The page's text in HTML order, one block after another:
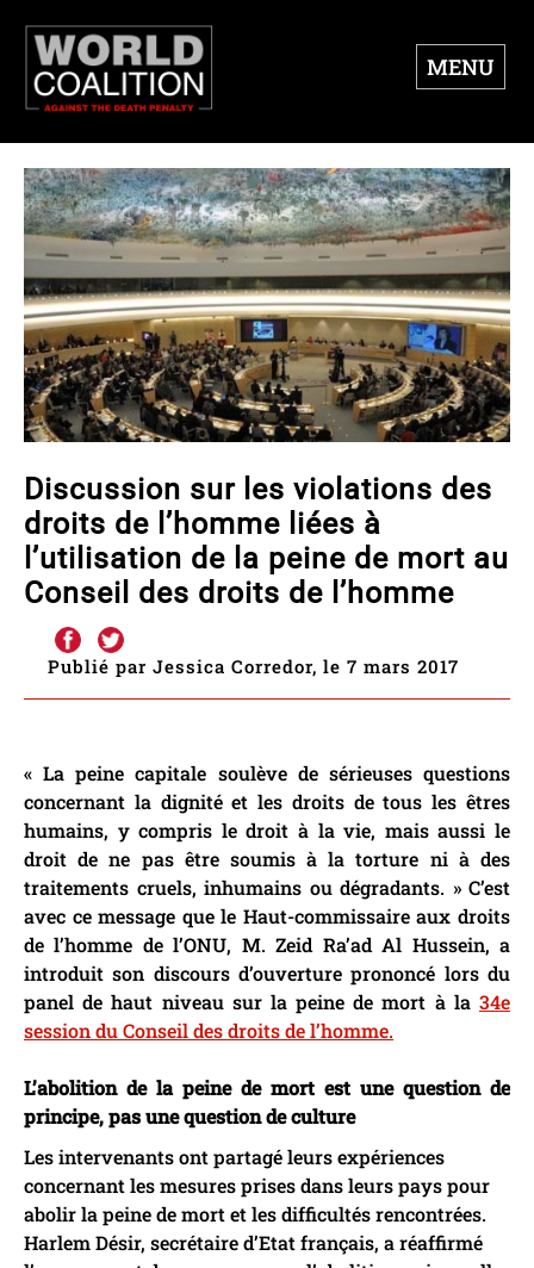
MENU
Discussion sur les violations des
droits de l’homme liées à
l’utilisation de la peine de mort au
Conseil des droits de l’homme
Publié par Jessica Corredor, le 7 mars 2017
« La peine capitale soulève de sérieuses questions
concernant la dignité et les droits de tous les êtres
humains, y compris le droit à la vie, mais aussi le
droit de ne pas être soumis à la torture ni à des
traitements cruels, inhumains ou dégradants. » C’est
avec ce message que le Haut-commissaire aux droits
de l’homme de l’ONU, M. Zeid Ra’ad Al Hussein, a
introduit son discours d’ouverture prononcé lors du
panel de haut niveau sur la peine de mort à la 34e
session du Conseil des droits de l’homme.
L’abolition de la peine de mort est une question de
principe, pas une question de culture
Les intervenants ont partagé leurs expériences
concernant les mesures prises dans leurs pays pour
abolir la peine de mort et les difficultés rencontrées.
Harlem Désir, secrétaire d’Etat français, a réaffirmé